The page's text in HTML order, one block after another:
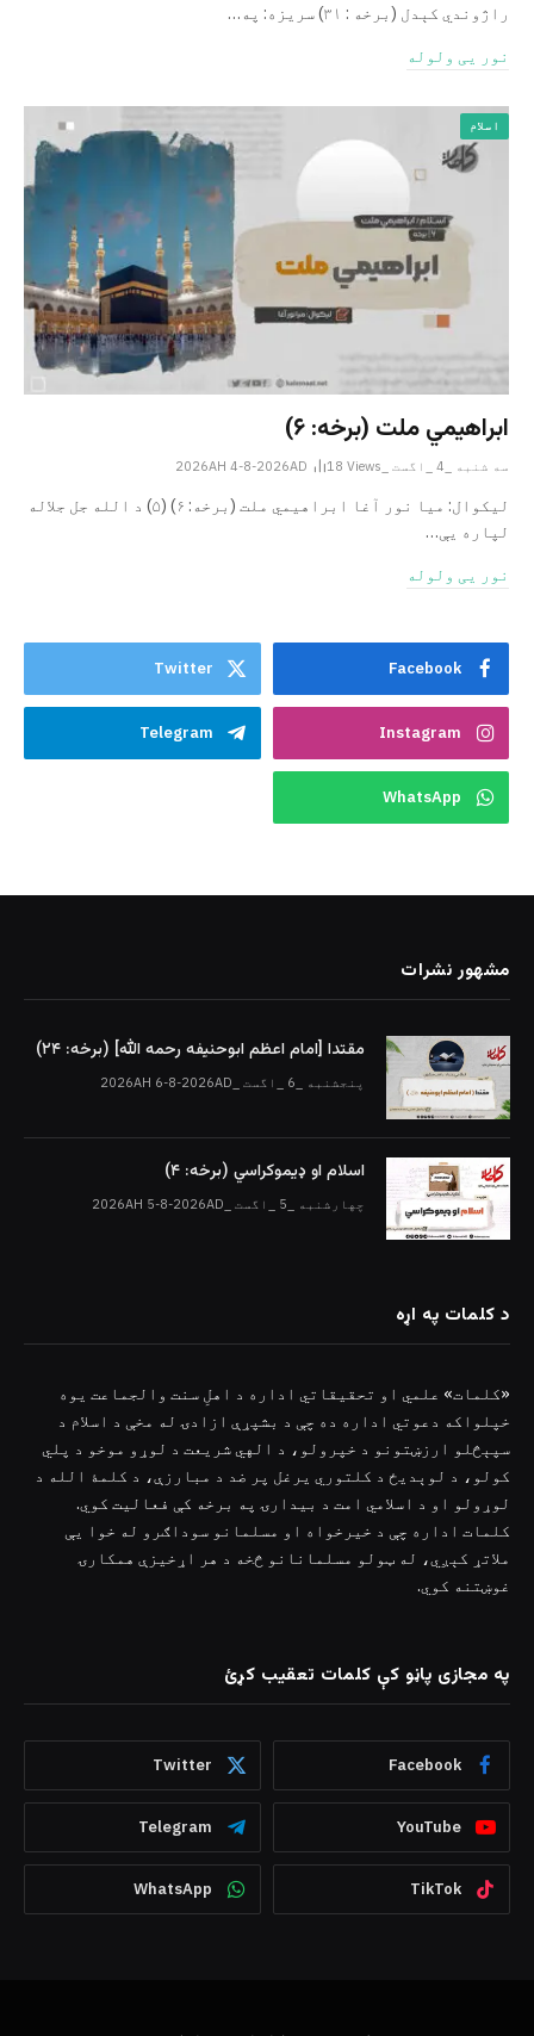
راژوندي کېدل (برخه : ۳۱) سریزه: په…
نور یی ولوله
اسلام
ابراهيمي ملت (برخه: ۶)
سه شنبه _4 _اگست _2026AH 4-8-2026AD 18 Views
ليکوال: میا نور آغا ابراهيمي ملت (برخه: ۶) (۵) د الله جل جلاله
لپاره یې…
نور یی ولوله
Facebook
Twitter
Instagram
Telegram
WhatsApp
مشهور نشرات
مقتدا [امام اعظم ابوحنیفه رحمه الله‎] (برخه: ۲۴)
پنجشنبه _6 _اگست _2026AH 6-8-2026AD
اسلام او ډیموکراسي (برخه: ۴)
چهارشنبه _5 _اگست _2026AH 5-8-2026AD
د کلمات په اړه
«کلمات» علمي او تحقیقاتي اداره د اهلِ سنت والجماعت یوه
خپلواکه دعوتي اداره ده چې د بشپړې ازادۍ له مخې د اسلام د
سپېڅلو ارزښتونو د خپرولو، د الهي شریعت د لوړو موخو د پلي
کولو، د لوېدیځ د کلتوري یرغل پر ضد د مبارزې، د کلمۀ الله د
لوړولو او د اسلامي امت د بیدارۍ په برخه کې فعالیت کوي.
کلمات اداره چې د خیرخواه او مسلمانو سوداګرو له خوا یې
ملاتړ کېږي، له ټولو مسلمانانو څخه د هر اړخیزې همکارۍ
غوښتنه کوي.
په مجازی پاڼو کې کلمات تعقیب کړئ
Facebook
Twitter
YouTube
Telegram
TikTok
WhatsApp